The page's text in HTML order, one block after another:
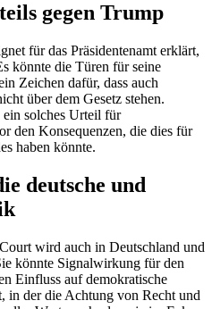
gegen Trump
für das Präsidentenamt erklärt,
könnte die Türen für seine
Zeichen dafür, dass auch
über dem Gesetz stehen.
solches Urteil für
den Konsequenzen, die dies für
haben könnte.
deutsche und
wird auch in Deutschland und
könnte Signalwirkung für den
Einfluss auf demokratische
in der die Achtung von Recht und